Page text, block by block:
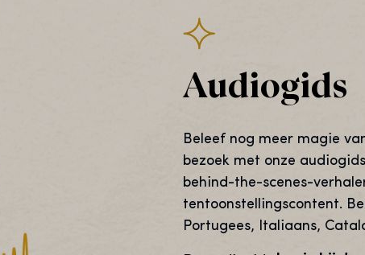
Audiogids
Beleef nog meer magie
bezoek met onze
behind-the-scenes-
tentoonstellingscontent.
Portugees, Italiaans,